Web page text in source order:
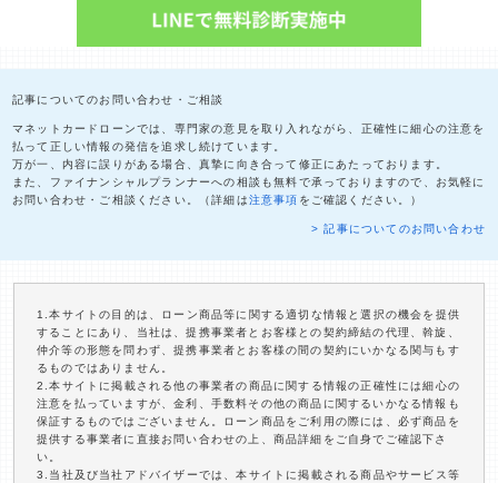
記事についてのお問い合わせ・ご相談
マネットカードローンでは、専門家の意見を取り入れながら、正確性に細心の注意を
払って正しい情報の発信を追求し続けています。
万が一、内容に誤りがある場合、真摯に向き合って修正にあたっております。
また、ファイナンシャルプランナーへの相談も無料で承っておりますので、お気軽に
お問い合わせ・ご相談ください。（詳細は注意事項 をご確認ください。）
> 記事についてのお問い合わせ
1.本サイトの目的は、ローン商品等に関する適切な情報と選択の機会を提供
することにあり、当社は、提携事業者とお客様との契約締結の代理、斡旋、
仲介等の形態を問わず、提携事業者とお客様の間の契約にいかなる関与もす
るものではありません。
2.本サイトに掲載される他の事業者の商品に関する情報の正確性には細心の
注意を払っていますが、金利、手数料その他の商品に関するいかなる情報も
保証するものではございません。ローン商品をご利用の際には、必ず商品を
提供する事業者に直接お問い合わせの上、商品詳細をご自身でご確認下さ
い。
3.当社及び当社アドバイザーでは、本サイトに掲載される商品やサービス等